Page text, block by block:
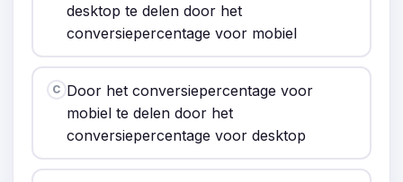
desktop te delen door het
conversiepercentage voor mobiel
C Door het conversiepercentage voor
mobiel te delen door het
conversiepercentage voor desktop